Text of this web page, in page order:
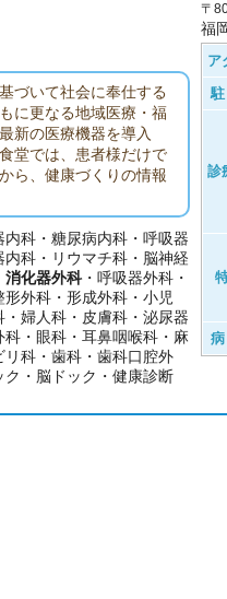
づいて社会に奉仕する
に更なる地域医療・福
新の医療機器を導入
堂では、患者様だけで
ら、健康づくりの情報
内科・糖尿病内科・呼吸器
内科・リウマチ科・脳神経
消化器外科・呼吸器外科・
形外科・形成外科・小児
・婦人科・皮膚科・泌尿器
科・眼科・耳鼻咽喉科・麻
リ科・歯科・歯科口腔外
ク・脳ドック・健康診断
〒
福
ア
診